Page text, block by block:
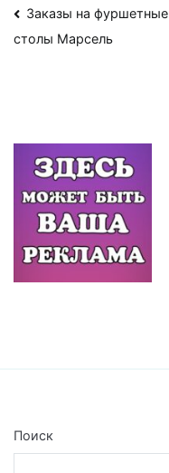
Навигация
Заказы на фуршетные
столы Марсель
Поиск